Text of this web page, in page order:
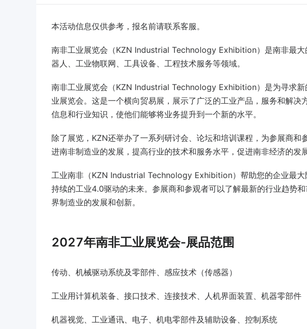
本活动信息仅供参考，报名前请联系客服。
南非工业展览会（KZN Industrial Technology Exhibition）是南非最
器人、工业物联网、工具设备、工程技术服务等领域。
南非工业展览会（KZN Industrial Technology Exhibition）是为寻求
业展览会。这是一个横向贸易展，展示了广泛的工业产品，服务和解
信息和行业知识，使他们能够将业务提升到一个新的水平。
除了展览，KZN还举办了一系列研讨会、论坛和培训课程，为参展商
进南非制造业的发展，提高行业的技术和服务水平，促进南非经济的发展
工业南非（KZN Industrial Technology Exhibition）帮助您的企业最
持续的工业4.0驱动的未来。参展商和参观者可以了解最新的行业趋势
界制造业的发展和创新。
2027年南非工业展览会-展品范围
传动、机械驱动系统及零部件、感应技术（传感器）
工业用计算机装备、接口技术、连接技术、人机界面装置、机器零部件
机器视觉、工业通讯、电子、机电零部件及辅助设备、控制系统